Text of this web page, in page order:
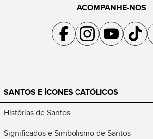
ACOMPANHE-NOS
Acompanhe a gente no Facebook
Acompanhe a gente no
Acompanhe a
SANTOS E ÍCONES CATÓLICOS
Histórias de Santos
Significados e Simbolismo de Santos